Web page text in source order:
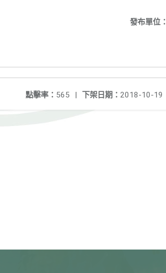
發布單位：
下架日期： 2018-10-19
點擊率： 565 |